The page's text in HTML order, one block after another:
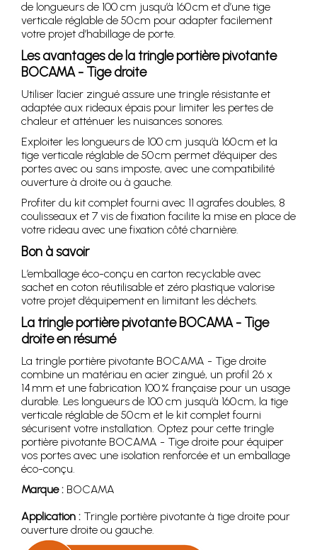
de longueurs de 100 cm jusqu’à 160 cm et d’une tige
verticale réglable de 50 cm pour adapter facilement
votre projet d’habillage de porte.
Les avantages de la tringle portière pivotante
BOCAMA - Tige droite
Utiliser l’acier zingué assure une tringle résistante et
adaptée aux rideaux épais pour limiter les pertes de
chaleur et atténuer les nuisances sonores.
Exploiter les longueurs de 100 cm jusqu’à 160 cm et la
tige verticale réglable de 50 cm permet d’équiper des
portes avec ou sans imposte, avec une compatibilité
ouverture à droite ou à gauche.
Profiter du kit complet fourni avec 11 agrafes doubles, 8
coulisseaux et 7 vis de fixation facilite la mise en place de
votre rideau avec une fixation côté charnière.
Bon à savoir
L’emballage éco-conçu en carton recyclable avec
sachet en coton réutilisable et zéro plastique valorise
votre projet d’équipement en limitant les déchets.
La tringle portière pivotante BOCAMA - Tige
droite en résumé
La tringle portière pivotante BOCAMA - Tige droite
combine un matériau en acier zingué, un profil 26 x
14 mm et une fabrication 100 % française pour un usage
durable. Les longueurs de 100 cm jusqu’à 160 cm, la tige
verticale réglable de 50 cm et le kit complet fourni
sécurisent votre installation. Optez pour cette tringle
portière pivotante BOCAMA - Tige droite pour équiper
vos portes avec une isolation renforcée et un emballage
éco-conçu.
Marque : BOCAMA
Application : Tringle portière pivotante à tige droite pour
ouverture droite ou gauche.